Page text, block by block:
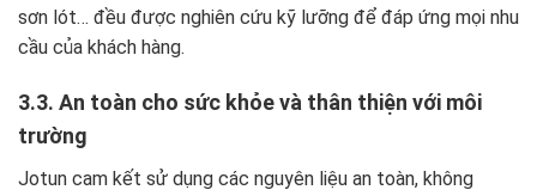
sơn lót… đều được nghiên cứu kỹ lưỡng để đáp ứng mọi nhu
cầu của khách hàng.
3.3. An toàn cho sức khỏe và thân thiện với môi
trường
Jotun cam kết sử dụng các nguyên liệu an toàn, không